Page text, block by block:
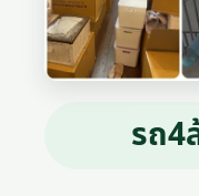
รถ4